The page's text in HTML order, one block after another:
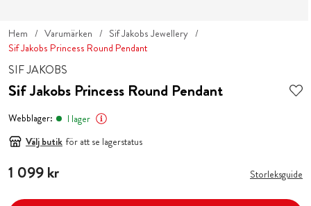
Hem Varumärken
Sif Jakobs Jewellery
Sif Jakobs Princess Round Pendant
SIF JAKOBS
Sif Jakobs Princess Round Pendant
Webblager:
I lager
Välj butik för att se lagerstatus
Pris:1 099 kr
1 099 kr Storleksguide